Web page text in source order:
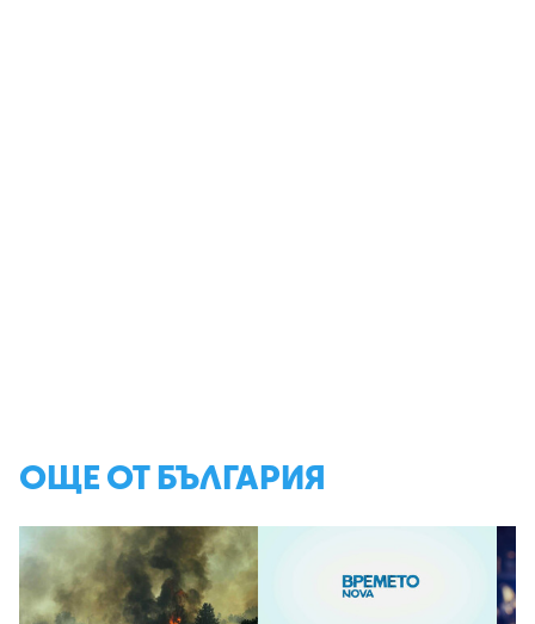
ОЩЕ ОТ БЪЛГАРИЯ